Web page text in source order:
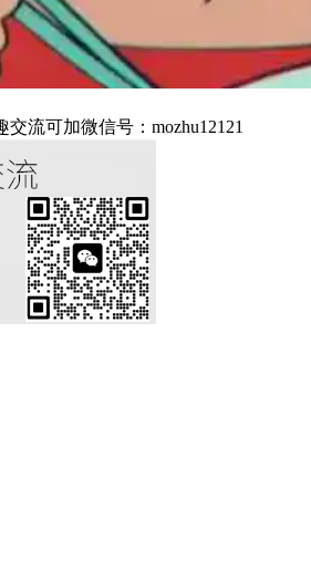
流可加微信号：mozhu12121